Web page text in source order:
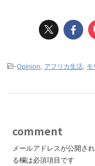
-Opinion アフリカ生活 モ
comment
メールアドレスが公開さ
る欄は必須項目です